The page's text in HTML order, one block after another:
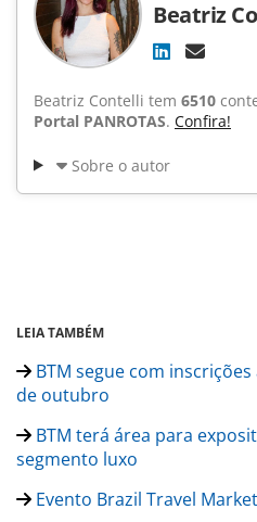
Beatriz
Beatriz Contelli tem 6510
Portal PANROTAS. Confira!
Sobre o autor
LEIA TAMBÉM
BTM segue com
de outubro
BTM terá área para
segmento luxo
Evento Brazil Travel